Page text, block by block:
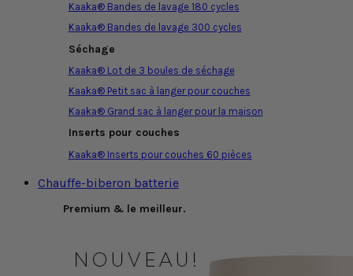
Kaaka® Bandes de lavage 180 cycles
Kaaka® Bandes de lavage 300 cycles
Séchage
Kaaka® Lot de 3 boules de séchage
Kaaka® Petit sac à langer pour couches
Kaaka® Grand sac à langer pour la maison
Inserts pour couches
Kaaka® Inserts pour couches 60 pièces
Chauffe-biberon batterie
Premium & le meilleur.